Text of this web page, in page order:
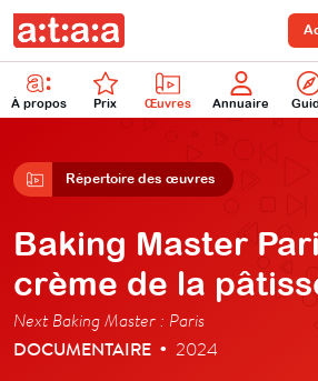
À propos Prix Œuvres Annuaire
Répertoire des œuvres
Baking Master
crème de la
Next Baking Master : Paris
DOCUMENTAIRE • 2024